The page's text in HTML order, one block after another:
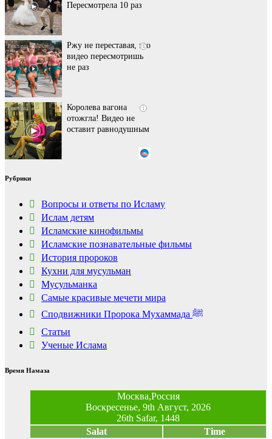
не раз
i
Королева вагона
отожгла! Видео не
оставит равнодушным
i
Ролик длится пару
секунд, но вы будете в
шоке от увиденного
Рубрики
Вопросы и ответы по Исламу
Ислам детям
Исламские кинофильмы
Исламские познавательные фильмы
История пророков
Кухни для мусульман
Мусульманка
Самые красивые мечети мира
Сподвижники Пророка Мухаммада ﷺ
Статьи
Ученые Ислама
Время Намаза
Москва,Россия
Воскресенье, 9th Август, 2026
26th Safar, 1448
Salat
Time